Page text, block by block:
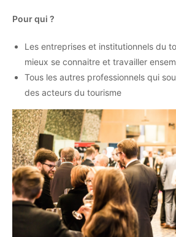
Pour qui ?
Les entreprises et institutionnels du
mieux se connaitre et travailler
Tous les autres professionnels qui
des acteurs du tourisme